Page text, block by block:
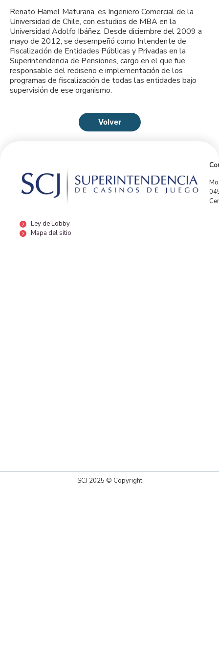
Renato Hamel Maturana, es Ingeniero Comercial de la
Universidad de Chile, con estudios de MBA en la
Universidad Adolfo Ibáñez. Desde diciembre del 2009 a
mayo de 2012, se desempeñó como Intendente de
Fiscalización de Entidades Públicas y Privadas en la
Superintendencia de Pensiones, cargo en el que fue
responsable del rediseño e implementación de los
programas de fiscalización de todas las entidades bajo
supervisión de ese organismo.
Volver
Ley de Lobby
Mapa del sitio
SCJ 2025 © Copyright